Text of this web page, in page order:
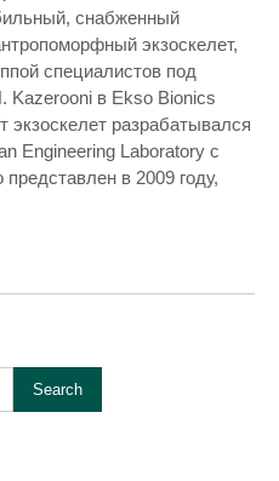
снабженный
экзоскелет,
специалистов под
Kazerooni в Ekso Bionics
экзоскелет разрабатывался
Engineering Laboratory с
в 2009 году,